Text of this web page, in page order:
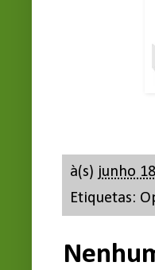
à(s) junho
Etiquetas: